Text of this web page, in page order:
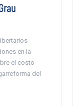
en la
el costo
del